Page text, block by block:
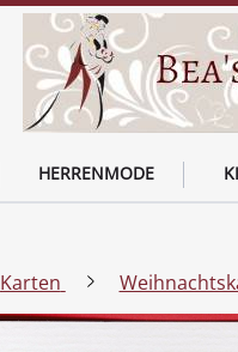
HERRENMODE
Karten